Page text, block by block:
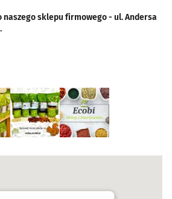
naszego sklepu firmowego - ul. Andersa